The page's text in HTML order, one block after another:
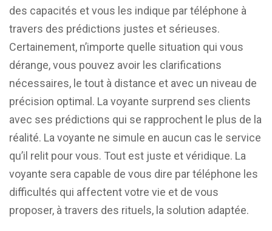
des capacités et vous les indique par téléphone à
travers des prédictions justes et sérieuses.
Certainement, n’importe quelle situation qui vous
dérange, vous pouvez avoir les clarifications
nécessaires, le tout à distance et avec un niveau de
précision optimal. La voyante surprend ses clients
avec ses prédictions qui se rapprochent le plus de la
réalité. La voyante ne simule en aucun cas le service
qu’il relit pour vous. Tout est juste et véridique. La
voyante sera capable de vous dire par téléphone les
difficultés qui affectent votre vie et de vous
proposer, à travers des rituels, la solution adaptée.